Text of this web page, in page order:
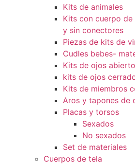
Kits de animales
Kits con cuerpo
y sin conectores
Piezas de kits de
Cudles bebes-
Kits de ojos
kits de ojos
Kits de miembros
Aros y tapones de
Placas y torsos
Sexados
No sexados
Set de materiales
Cuerpos de tela